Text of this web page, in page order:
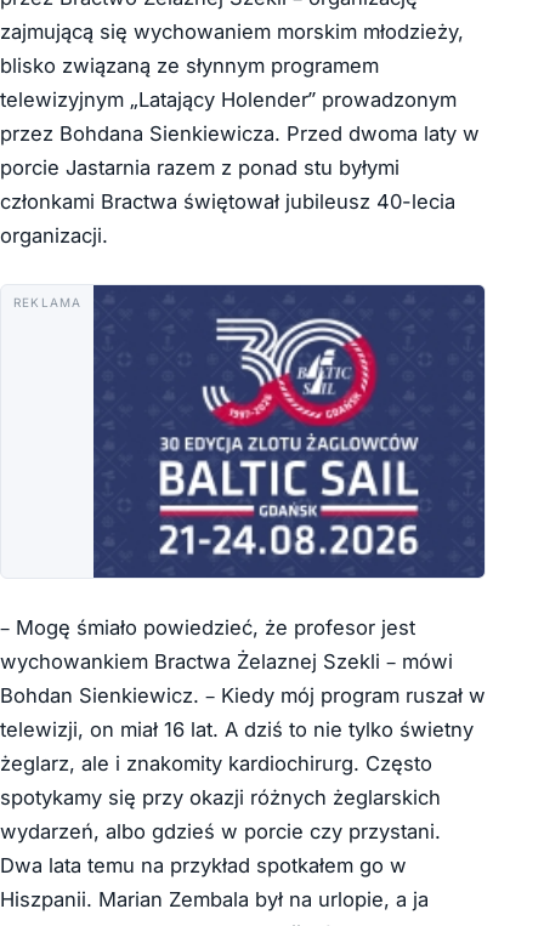
zajmującą się wychowaniem morskim młodzieży,
blisko związaną ze słynnym programem
telewizyjnym „Latający Holender” prowadzonym
przez Bohdana Sienkiewicza. Przed dwoma laty w
porcie Jastarnia razem z ponad stu byłymi
członkami Bractwa świętował jubileusz 40-lecia
organizacji.
REKLAMA
– Mogę śmiało powiedzieć, że profesor jest
wychowankiem Bractwa Żelaznej Szekli – mówi
Bohdan Sienkiewicz. – Kiedy mój program ruszał w
telewizji, on miał 16 lat. A dziś to nie tylko świetny
żeglarz, ale i znakomity kardiochirurg. Często
spotykamy się przy okazji różnych żeglarskich
wydarzeń, albo gdzieś w porcie czy przystani.
Dwa lata temu na przykład spotkałem go w
Hiszpanii. Marian Zembala był na urlopie, a ja